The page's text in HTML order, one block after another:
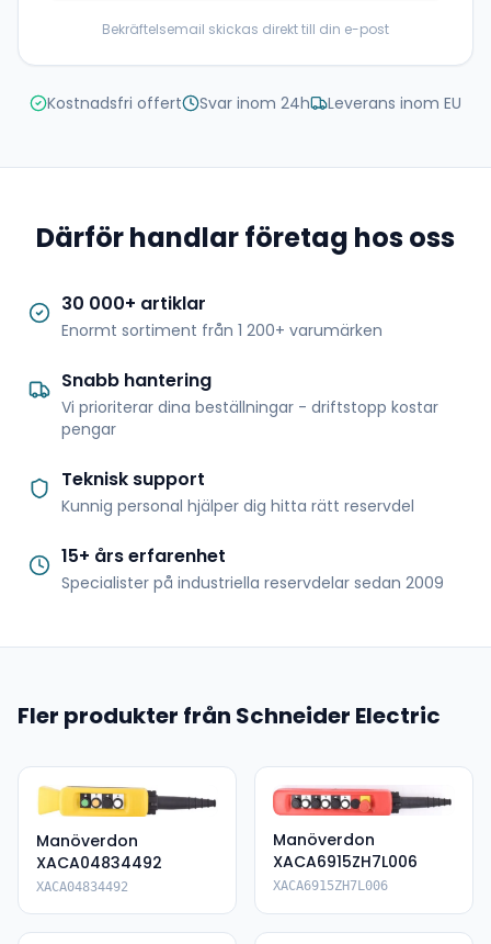
Bekräftelsemail skickas direkt till din e-post
Kostnadsfri offert Svar inom 24h Leverans inom EU
Därför handlar företag hos oss
30 000+ artiklar
Enormt sortiment från 1 200+ varumärken
Snabb hantering
Vi prioriterar dina beställningar - driftstopp kostar
pengar
Teknisk support
Kunnig personal hjälper dig hitta rätt reservdel
15+ års erfarenhet
Specialister på industriella reservdelar sedan 2009
Fler produkter från Schneider Electric
Manöverdon
XACA04834492
XACA04834492
Manöverdon
XACA6915ZH7L006
XACA6915ZH7L006